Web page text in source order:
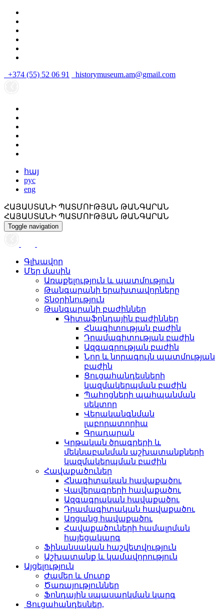
+374 (55) 52 06 91 historymuseum.am@gmail.com
հայ
рус
eng
ՀԱՅԱՍՏԱՆԻ ՊԱՏՄՈՒԹՅԱՆ ԹԱՆԳԱՐԱՆ
ՀԱՅԱՍՏԱՆԻ ՊԱՏՄՈՒԹՅԱՆ ԹԱՆԳԱՐԱՆ
Toggle navigation
Գլխավոր
Մեր մասին
Առաքելություն և պատմություն
Թանգարանի երախտավորները
Տնօրինություն
Թանգարանի բաժիններ
Գիտաֆոնդային բաժիններ
Հնագիտության բաժին
Դրամագիտության բաժին
Ազգագրության բաժին
Նոր և նորագույն պատմության
բաժին
Ցուցահանդեսների
կազմակերպման բաժին
Պահոցների պահպանման
սեկտոր
Վերականգնման
լաբորատորիա
Գրադարան
Կրթական ծրագրերի և
մեկնաբանման աշխատանքների
կազմակերպման բաժին
Հավաքածուներ
Հնագիտական հավաքածու
Վավերագրերի հավաքածու
Ազգագրական հավաքածու
Դրամագիտական հավաքածու
Առցանց հավաքածու
Հավաքածուների համալրման
հայեցակարգ
Ֆինանսական հաշվետվություն
Աշխատանք և կամավորություն
Այցելություն
Ժամեր և մուտք
Ծառայություններ
Ֆոնդային սպասարկման կարգ
Ցուցահանդեսներ,